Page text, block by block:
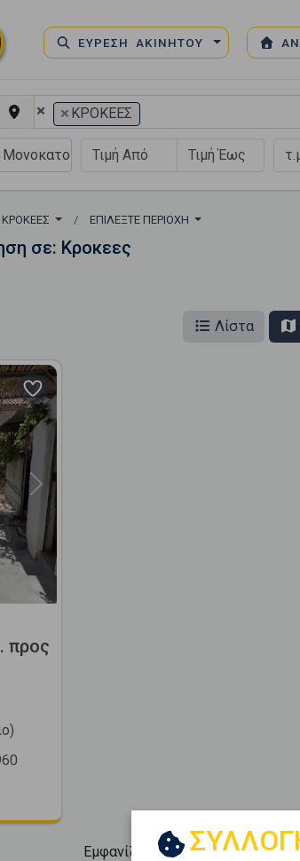
ΕΥΡΕΣΗ ΑΚΙΝΗΤΟΥ
× × ΚΡΟΚΕΕΣ
Μονοκατοικία
ΚΡΟΚΕΕΣ ΕΠΙΛΈΞΤΕ ΠΕΡΙΟΧΉ
σε: Κροκεες
Λίστα
Next
προς
Εμφανίζονται 1-1από1.